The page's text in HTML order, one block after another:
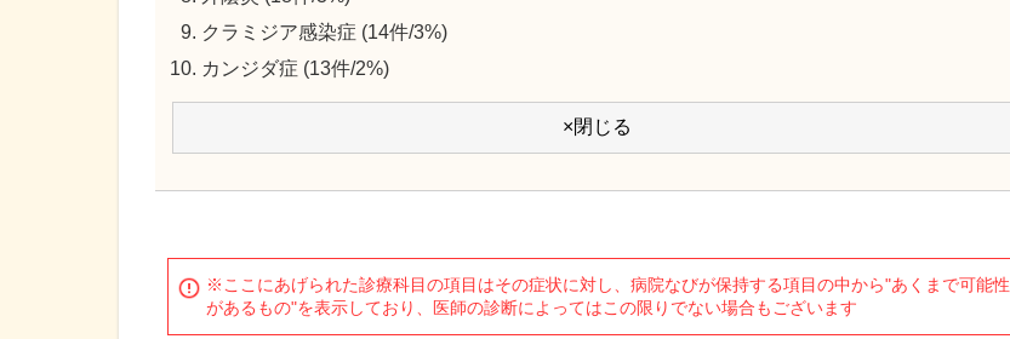
クラミジア感染症 (14件/3%)
カンジダ症 (13件/2%)
×閉じる
※ここにあげられた診療科目の項目はその症状に対し、病院なびが保持する項目の中から"あくまで可能性
があるもの"を表示しており、医師の診断によってはこの限りでない場合もございます